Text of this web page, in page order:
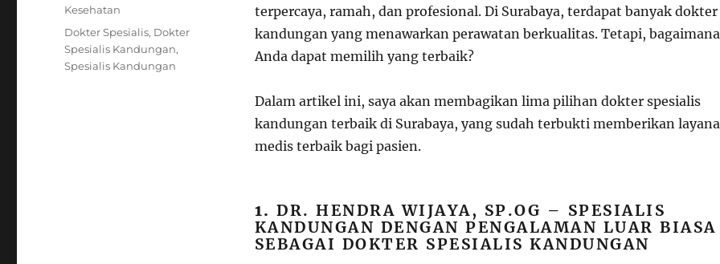
terpercaya, ramah, dan profesional. Di Surabaya, terdapat banyak dokter
kandungan yang menawarkan perawatan berkualitas. Tetapi, bagaimana
Anda dapat memilih yang terbaik?
Dalam artikel ini, saya akan membagikan lima pilihan dokter spesialis
kandungan terbaik di Surabaya, yang sudah terbukti memberikan
medis terbaik bagi pasien.
1.DR. HENDRA WIJAYA, SP.OG – SPESIALIS
KANDUNGAN DENGAN PENGALAMAN LUAR BIASA
SEBAGAI DOKTER SPESIALIS KANDUNGAN
Categories
Kesehatan
Tags
Dokter Spesialis, Dokter
Spesialis Kandungan,
Spesialis Kandungan